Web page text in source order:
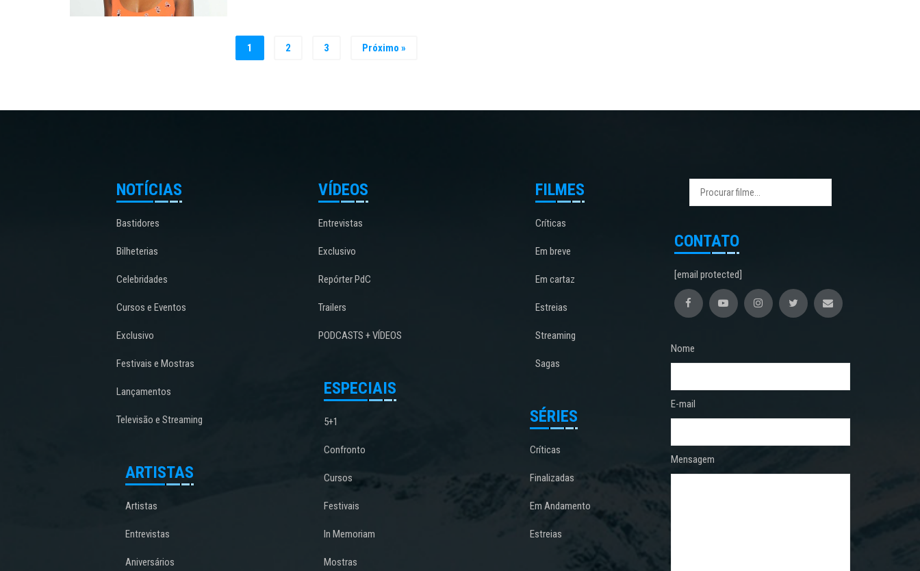
1 2 3 Próximo »
NOTÍCIAS
Bastidores
Bilheterias
Celebridades
Cursos e Eventos
Exclusivo
Festivais e Mostras
Lançamentos
Televisão e Streaming
ARTISTAS
Artistas
Entrevistas
Aniversários
VÍDEOS
Entrevistas
Exclusivo
Repórter PdC
Trailers
PODCASTS + VÍDEOS
ESPECIAIS
5+1
Confronto
Cursos
Festivais
In Memoriam
Mostras
FILMES
Críticas
Em breve
Em cartaz
Estreias
Streaming
Sagas
SÉRIES
Críticas
Finalizadas
Em Andamento
Estreias
CONTATO
[email protected]
Nome
E-mail
Mensagem